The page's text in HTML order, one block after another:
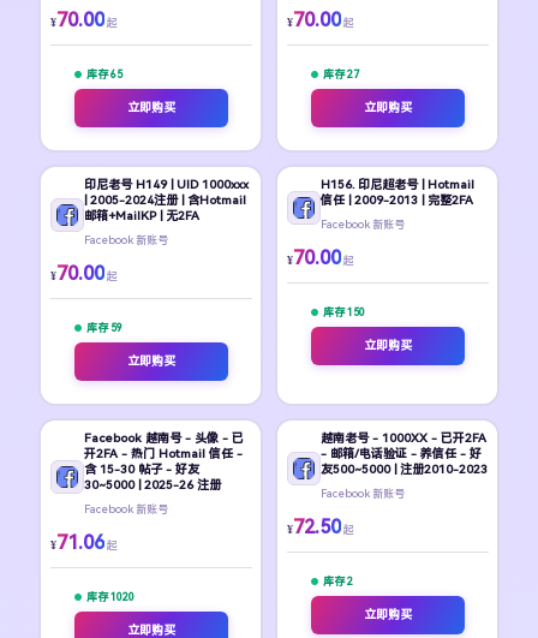
¥70.00 起
库存 65
立即购买
¥70.00 起
库存 27
立即购买
印尼老号 H149 | UID 1000xxx
| 2005-2024注册 | 含Hotmail
邮箱+MailKP | 无2FA
Facebook 新账号
¥70.00 起
库存 59
立即购买
H156. 印尼超老号 | Hotmail
信任 | 2009-2013 | 完整2FA
Facebook 新账号
¥70.00 起
库存 150
立即购买
Facebook 越南号 - 头像 - 已
开2FA - 热门 Hotmail 信任 -
含 15-30 帖子 - 好友
30~5000 | 2025-26 注册
Facebook 新账号
¥71.06 起
库存 1020
立即购买
越南老号 - 1000XX - 已开2FA
- 邮箱/电话验证 - 养信任 - 好
友500~5000 | 注册2010-2023
Facebook 新账号
¥72.50 起
库存 2
立即购买